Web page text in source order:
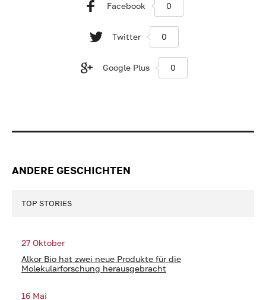
Facebook 0
Twitter 0
Google Plus 0
ANDERE GESCHICHTEN
TOP STORIES
27 Oktober
Alkor Bio hat zwei neue Produkte für die
Molekularforschung herausgebracht
16 Mai